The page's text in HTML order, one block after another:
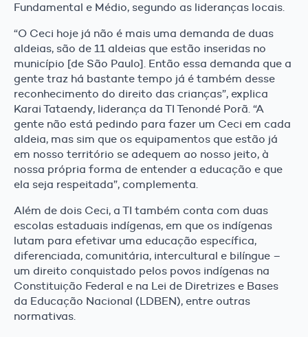
Fundamental e Médio, segundo as lideranças locais.
“O Ceci hoje já não é mais uma demanda de duas
aldeias, são de 11 aldeias que estão inseridas no
município [de São Paulo]. Então essa demanda que a
gente traz há bastante tempo já é também desse
reconhecimento do direito das crianças”, explica
Karai Tataendy, liderança da TI Tenondé Porã. “A
gente não está pedindo para fazer um Ceci em cada
aldeia, mas sim que os equipamentos que estão já
em nosso território se adequem ao nosso jeito, à
nossa própria forma de entender a educação e que
ela seja respeitada”, complementa.
Além de dois Ceci, a TI também conta com duas
escolas estaduais indígenas, em que os indígenas
lutam para efetivar uma educação específica,
diferenciada, comunitária, intercultural e bilíngue –
um direito conquistado pelos povos indígenas na
Constituição Federal e na Lei de Diretrizes e Bases
da Educação Nacional (LDBEN), entre outras
normativas.